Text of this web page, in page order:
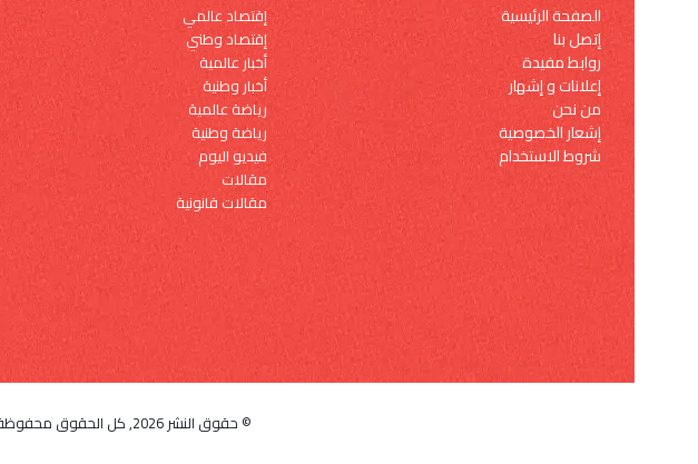
الصفحة الرئيسية
إتصل بنا
روابط مفيدة
إعلانات و إشهار
من نحن
إشعار الخصوصية
شروط الاستخدام
إقتصاد عالمي
إقتصاد وطني
أخبار عالمية
أخبار وطنية
رياضة عالمية
رياضة وطنية
فيديو اليوم
مقالات
مقالات قانونية
© حقوق النشر 2026, كل الحقوق محفوظة |